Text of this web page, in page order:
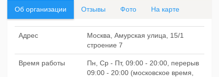
Об организации Отзывы Фото На карте
Адрес
Москва, Амурская улица, 15/1
строение 7
Время работы
Пн, Ср - Пт, 09:00 - 20:00, перерыв
09:00 - 20:00 (московское время,